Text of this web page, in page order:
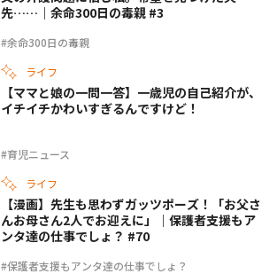
#余命300日の毒親
先……｜余命300日の毒親 #3
ライフ
#育児ニュース
【ママと娘の一問一答】一歳児の自己紹介が、
イチイチかわいすぎるんですけど！
ライフ
#保護者支援もアンタ達の仕事でしょ？
【漫画】先生も思わずガッツポーズ！「お父さ
んお母さん2人でお迎えに」｜保護者支援もア
ンタ達の仕事でしょ？ #70